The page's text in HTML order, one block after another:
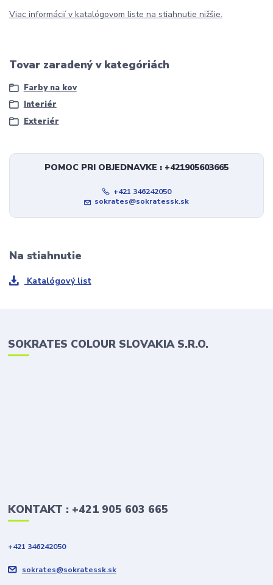
Viac informácií v katalógovom liste na stiahnutie nižšie.
Tovar zaradený v kategóriách
Farby na kov
Interiér
Exteriér
POMOC PRI OBJEDNAVKE : +421905603665
+421 346242050
sokrates@sokratessk.sk
Na stiahnutie
Katalógový list
SOKRATES COLOUR SLOVAKIA S.R.O.
KONTAKT : +421 905 603 665
+421 346242050
sokrates@sokratessk.sk